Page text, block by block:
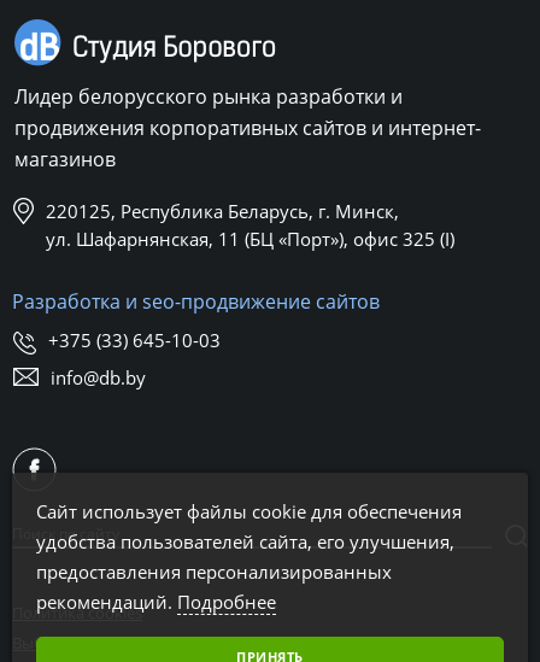
Лидер белорусского рынка разработки и
продвижения корпоративных сайтов и интернет-
магазинов
220125, Республика Беларусь, г. Минск,
ул. Шафарнянская, 11 (БЦ «Порт»), офис 325 (I)
Разработка и seo-продвижение сайтов
+375 (33) 645-10-03
info@db.by
Политика cookies
Выбор настроек cookies
Сайт использует файлы cookie для обеспечения
удобства пользователей сайта, его улучшения,
предоставления персонализированных
рекомендаций. Подробнее
ПРИНЯТЬ